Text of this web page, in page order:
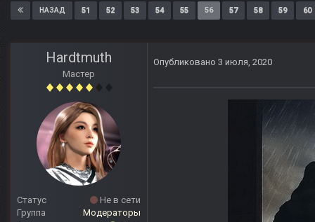
НАЗАД 51 52 53 54 55 56 57 58 59 60
Hardtmuth
Мастер
Статус
Не в сети
Группа
Модераторы
Опубликовано 3 июля, 2020